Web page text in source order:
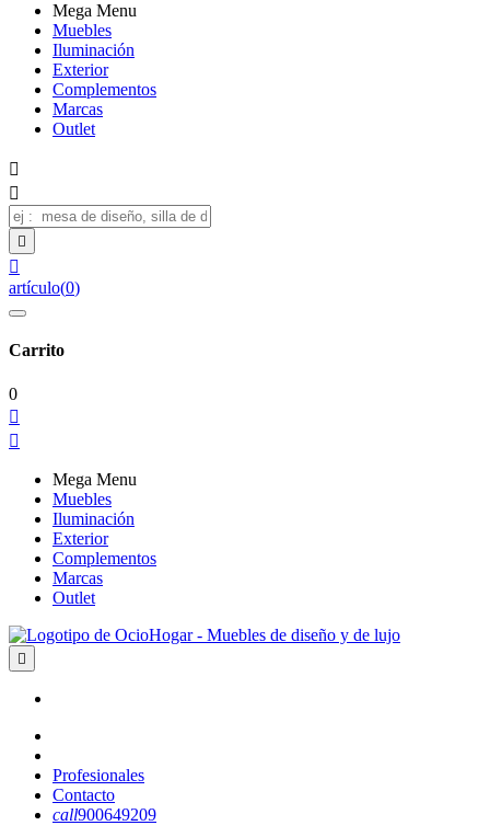
Mega Menu
Muebles
Iluminación
Exterior
Complementos
Marcas
Outlet




artículo(0)
Carrito
0


Mega Menu
Muebles
Iluminación
Exterior
Complementos
Marcas
Outlet

Profesionales
Contacto
call900649209